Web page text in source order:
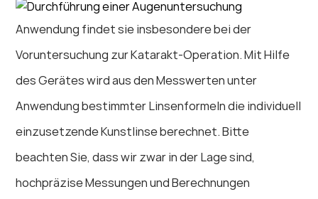
Anwendung findet sie insbesondere bei der
Voruntersuchung zur Katarakt-Operation. Mit Hilfe
des Gerätes wird aus den Messwerten unter
Anwendung bestimmter Linsenformeln die individuell
einzusetzende Kunstlinse berechnet. Bitte
beachten Sie, dass wir zwar in der Lage sind,
hochpräzise Messungen und Berechnungen